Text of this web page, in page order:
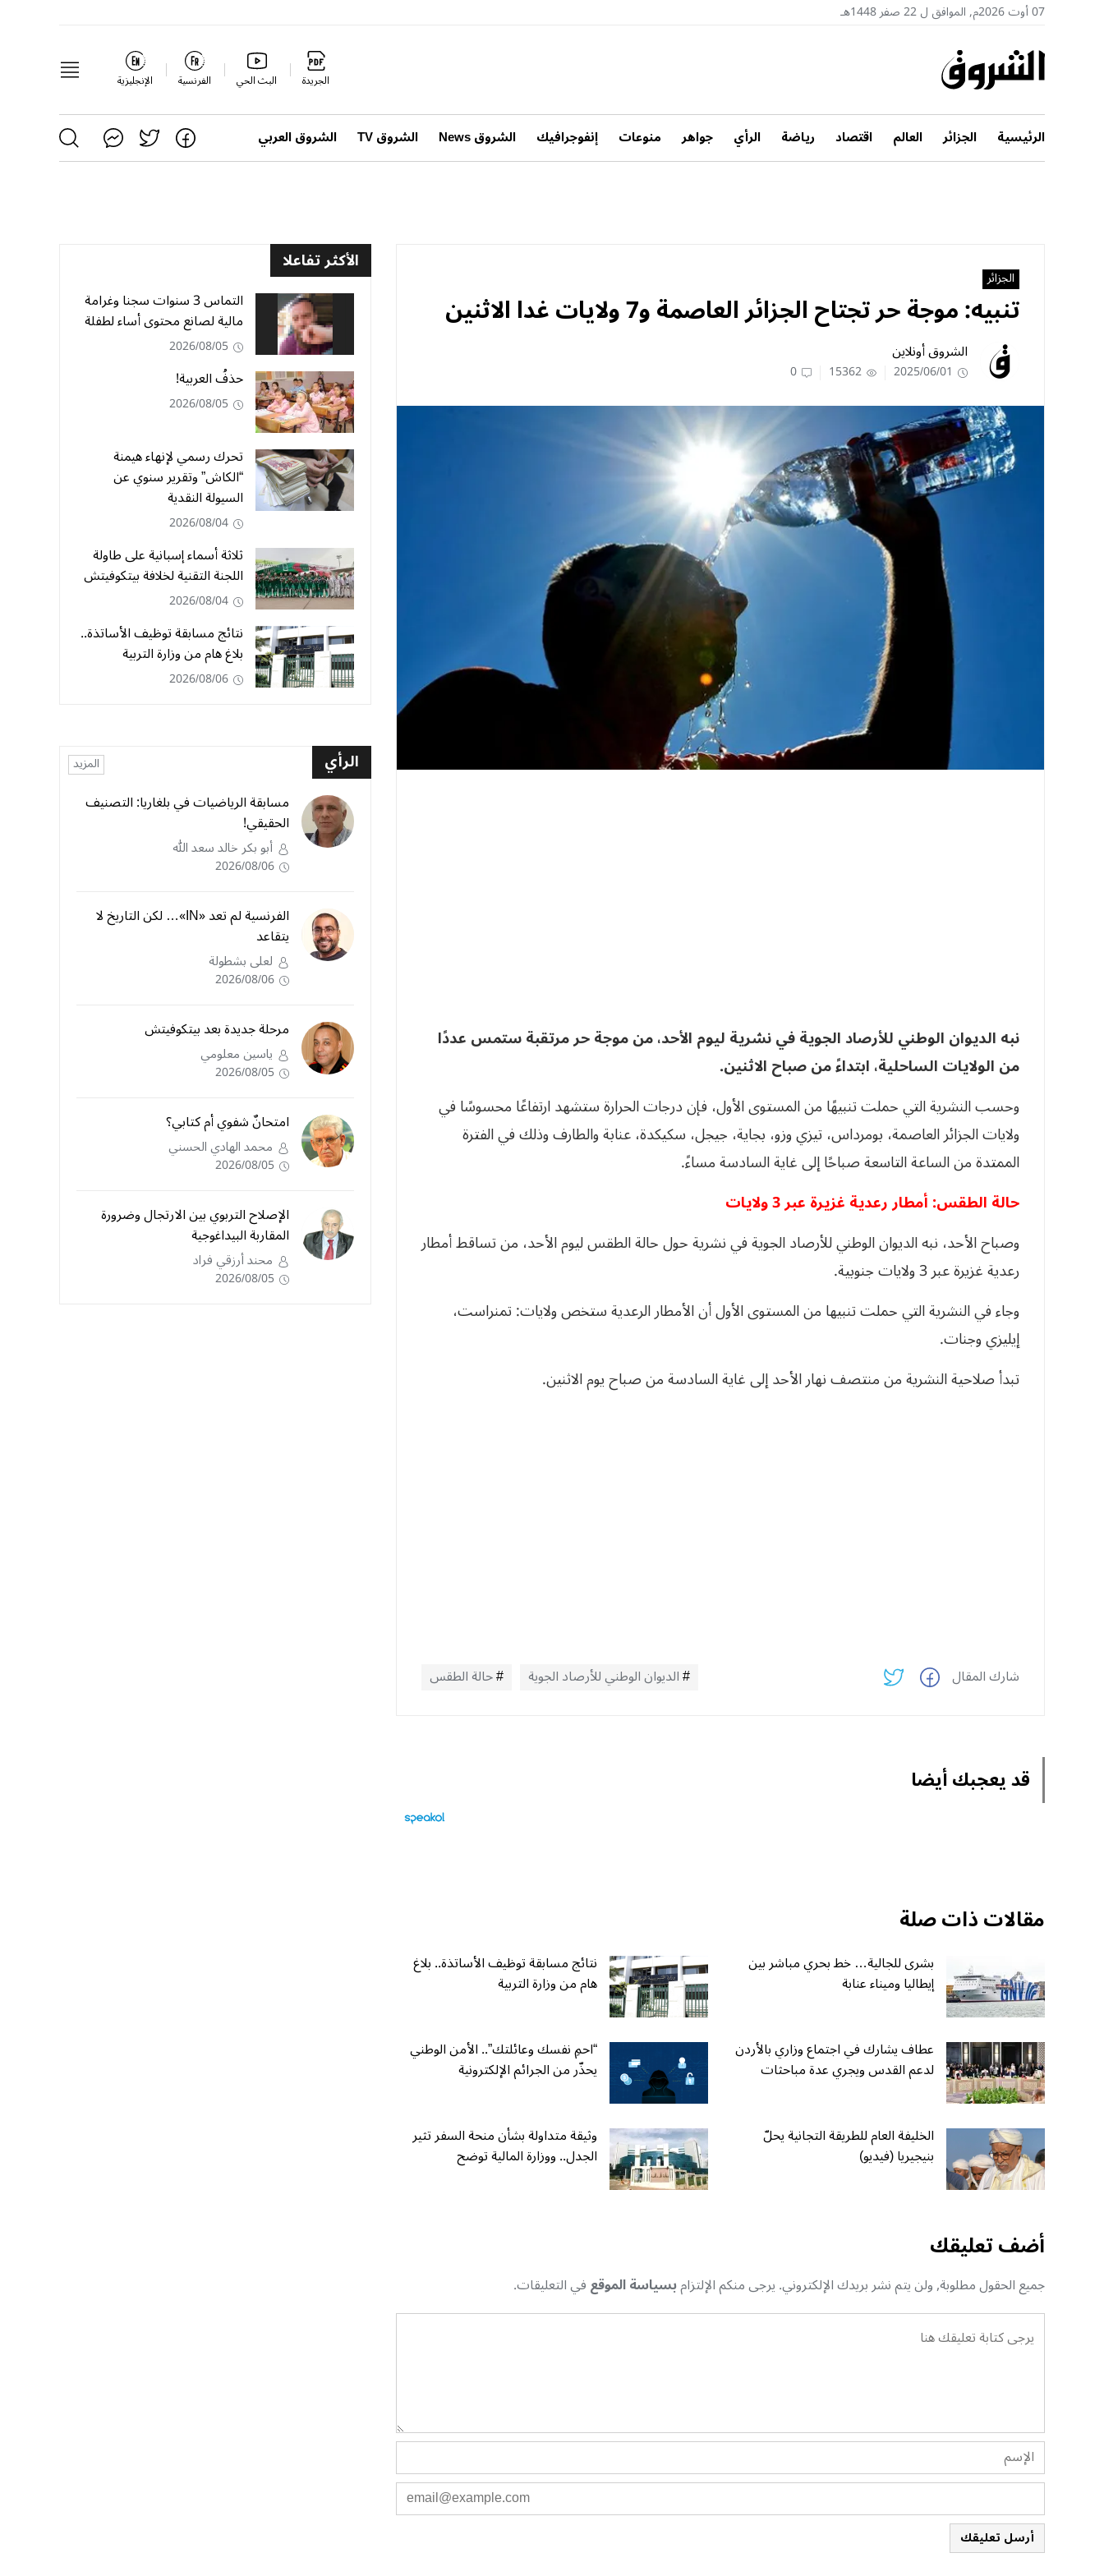
07 أوت 2026م, الموافق ل 22 صفر 1448هـ
الجريدة البث الحي الفرنسية الإنجليزية
الرئيسية الجزائر العالم اقتصاد رياضة الرأي جواهر منوعات إنفوجرافيك الشروق News الشروق TV الشروق العربي
الجزائر
تنبيه: موجة حر تجتاح الجزائر العاصمة و7 ولايات غدا الاثنين
الشروق أونلاين
2025/06/01
15362
0
نبه الديوان الوطني للأرصاد الجوية في نشرية ليوم الأحد، من موجة حر مرتقبة ستمس عددًا
من الولايات الساحلية، ابتداءً من صباح الاثنين.
وحسب النشرية التي حملت تنبيهًا من المستوى الأول، فإن درجات الحرارة ستشهد ارتفاعًا محسوسًا في
ولايات الجزائر العاصمة، بومرداس، تيزي وزو، بجاية، جيجل، سكيكدة، عنابة والطارف وذلك في الفترة
الممتدة من الساعة التاسعة صباحًا إلى غاية السادسة مساءً.
حالة الطقس: أمطار رعدية غزيرة عبر 3 ولايات
وصباح الأحد، نبه الديوان الوطني للأرصاد الجوية في نشرية حول حالة الطقس ليوم الأحد، من تساقط أمطار
رعدية غزيرة عبر 3 ولايات جنوبية.
وجاء في النشرية التي حملت تنبيها من المستوى الأول أن الأمطار الرعدية ستخص ولايات: تمنراست،
إيليزي وجنات.
تبدأ صلاحية النشرية من منتصف نهار الأحد إلى غاية السادسة من صباح يوم الاثنين.
شارك المقال الديوان الوطني للأرصاد الجوية حالة الطقس
قد يعجبك أيضا
مقالات ذات صلة
بشرى للجالية… خط بحري مباشر بين
إيطاليا وميناء عنابة
نتائج مسابقة توظيف الأساتذة.. بلاغ
هام من وزارة التربية
عطاف يشارك في اجتماع وزاري بالأردن
لدعم القدس ويجري عدة مباحثات
“احمِ نفسك وعائلتك”.. الأمن الوطني
يحذّر من الجرائم الإلكترونية
الخليفة العام للطريقة التجانية يحلّ
بنيجيريا (فيديو)
وثيقة متداولة بشأن منحة السفر تثير
الجدل.. ووزارة المالية توضح
أضف تعليقك
جميع الحقول مطلوبة, ولن يتم نشر بريدك الإلكتروني. يرجى منكم الإلتزامبسياسة الموقعفي التعليقات.
أرسل تعليقك
الأكثر تفاعلا
التماس 3 سنوات سجنا وغرامة
مالية لصانع محتوى أساء لطفلة
2026/08/05
حذفُ العربية!
2026/08/05
تحرك رسمي لإنهاء هيمنة
“الكاش” وتقرير سنوي عن
السيولة النقدية
2026/08/04
ثلاثة أسماء إسبانية على طاولة
اللجنة التقنية لخلافة بيتكوفيتش
2026/08/04
نتائج مسابقة توظيف الأساتذة..
بلاغ هام من وزارة التربية
2026/08/06
الرأي المزيد
مسابقة الرياضيات في بلغاريا: التصنيف
الحقيقي!
أبو بكر خالد سعد الله
2026/08/06
الفرنسية لم تعد «IN»… لكن التاريخ لا
يتقاعد
لعلى بشطولة
2026/08/06
مرحلة جديدة بعد بيتكوفيتش
ياسين معلومي
2026/08/05
امتحانٌ شفوي أم كتابي؟
محمد الهادي الحسني
2026/08/05
الإصلاح التربوي بين الارتجال وضرورة
المقاربة البيداغوجية
محند أرزقي فراد
2026/08/05